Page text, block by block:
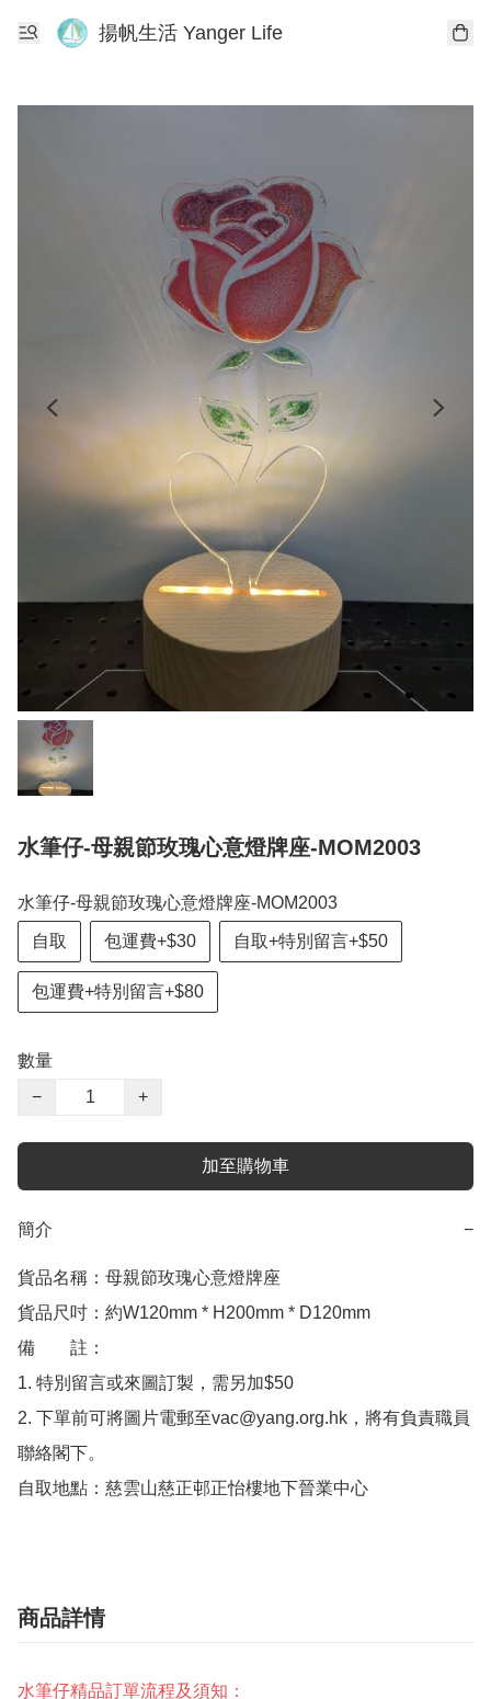
揚帆生活 Yanger Life
水筆仔-母親節玫瑰心意燈牌座-MOM2003
水筆仔-母親節玫瑰心意燈牌座-MOM2003
自取 包運費+$30 自取+特別留言+$50
包運費+特別留言+$80
數量
−
+
加至購物車
簡介 −
貨品名稱：母親節玫瑰心意燈牌座
貨品尺吋：約W120mm * H200mm * D120mm
備　　註：
1. 特別留言或來圖訂製，需另加$50
2. 下單前可將圖片電郵至vac@yang.org.hk，將有負責職員
聯絡閣下。
自取地點：慈雲山慈正邨正怡樓地下晉業中心
商品詳情
水筆仔精品訂單流程及須知：